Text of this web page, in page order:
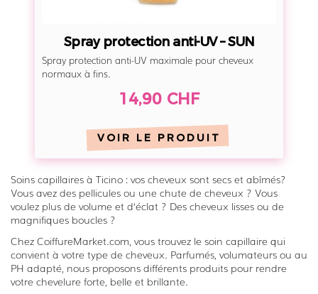
n
a
t
i
-
U
V
–
S
U
N
Spray protection anti-UV – SUN
Spray protection anti-UV maximale pour cheveux
normaux à fins.
14,90 CHF
VOIR LE PRODUIT
Soins capillaires à Ticino : vos cheveux sont secs et abîmés?
Vous avez des pellicules ou une chute de cheveux ? Vous
voulez plus de volume et d‘éclat ? Des cheveux lisses ou de
magnifiques boucles ?
Chez CoiffureMarket.com, vous trouvez le soin capillaire qui
convient à votre type de cheveux. Parfumés, volumateurs ou au
PH adapté, nous proposons différents produits pour rendre
votre chevelure forte, belle et brillante.